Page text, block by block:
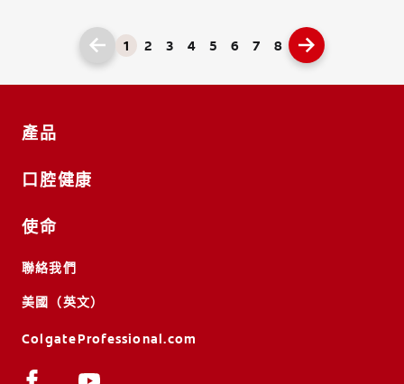
1 2 3 4 5 6 7 8
產品
口腔健康
使命
聯絡我們
美國（英文）
ColgateProfessional.com